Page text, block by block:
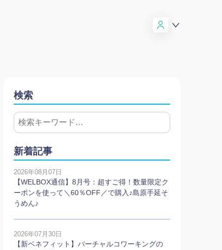
検索
新着記事
2026年08月07日
【WELBOX通信】8月号：超すご得！数量限定ク
ーポンを使って＼60％OFF／で購入♪島原手延そ
うめん♪
2026年07月30日
【新ベネフィット】バーチャルコワーキングの